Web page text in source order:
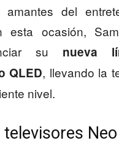
del
esta ocasión,
su nueva
QLED, llevando la
nivel.
Neo